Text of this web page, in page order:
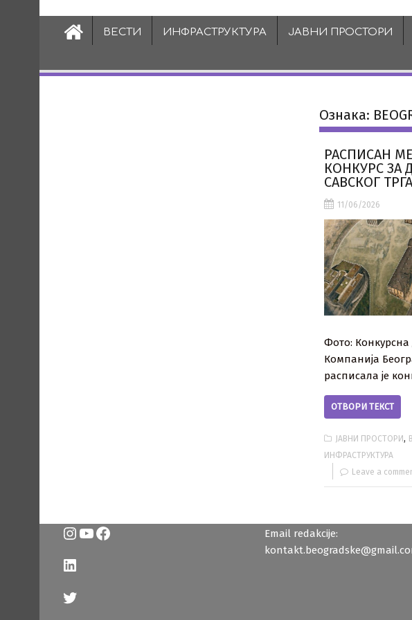
ВЕСТИ ИНФРАСТРУКТУРА ЈАВНИ ПРОСТОРИ
Ознака:
РАСПИСАН
КОНКУРС ЗА
САВСКОГ
11/06/2026
Фото: Конкурсна
Компанија
расписала је
ОТВОРИ ТЕКСТ
ЈАВНИ ПРОСТОРИ,
ИНФРАСТРУКТУРА
Leave a
Instagram
YouTube
Facebook
LinkedIn
Twitter
Email redakcije: